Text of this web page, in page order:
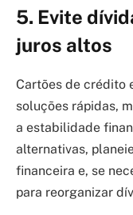
5. Evite
juros altos
Cartões de crédito
soluções rápidas,
a estabilidade
alternativas,
financeira e, se
para reorganizar